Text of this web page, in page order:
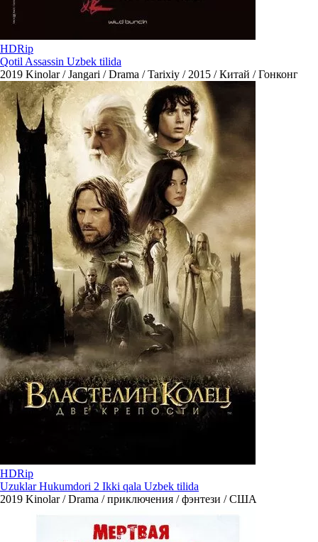
HDRip
Qotil Assassin Uzbek tilida
2019 Kinolar / Jangari / Drama / Tarixiy / 2015 / Китай / Гонконг
HDRip
Uzuklar Hukumdori 2 Ikki qala Uzbek tilida
2019 Kinolar / Drama / приключения / фэнтези / США